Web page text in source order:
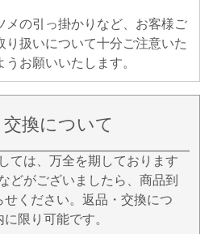
メの引っ掛かりなど、お客様ご
り扱いについて十分ご注意いた
うお願いいたします。
換について
ては、万全を期しております
どがございましたら、商品到
ください。返品・交換につ
限り可能です。